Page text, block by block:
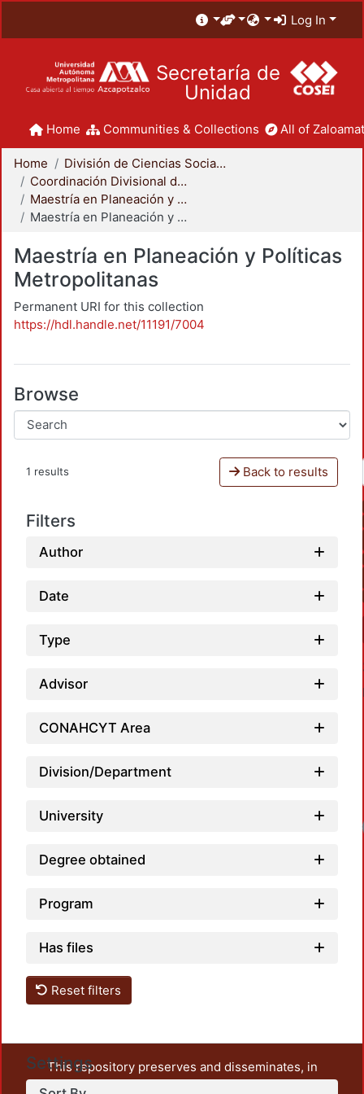
Log In
Secretaría de
Unidad
Home Communities & Collections All of
Home
División de Ciencias Sociales y Humanidades
Coordinación Divisional de Posgrado
Maestría en Planeación y Políticas Metropolitanas
Maestría en Planeación y Políticas Metropolitanas
Maestría en Planeación y Políticas
Metropolitanas
Permanent URI for this collection
https://hdl.handle.net/11191/7004
Browse
1 results Back to results
Filters
Author
Date
Type
Advisor
CONAHCYT Area
Division/Department
University
Degree obtained
Program
Has files
Reset filters
Settings
This repository preserves and disseminates, in
unrestricted open access, the teaching and research